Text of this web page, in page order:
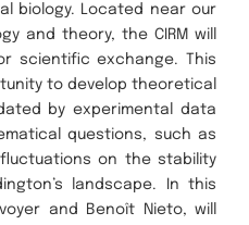
biology. Located near our
and theory, the CIRM will
scientific exchange. This
to develop theoretical
by experimental data
questions, such as
on the stability
landscape. In this
and Benoît Nieto, will